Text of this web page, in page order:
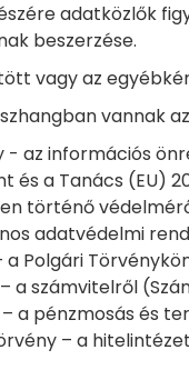
adatközlők
beszerzése.
vagy az
vannak
- az információs
és a Tanács (EU)
történő
adatvédelmi
a Polgári
a számvitelről
– a pénzmosás és
– a